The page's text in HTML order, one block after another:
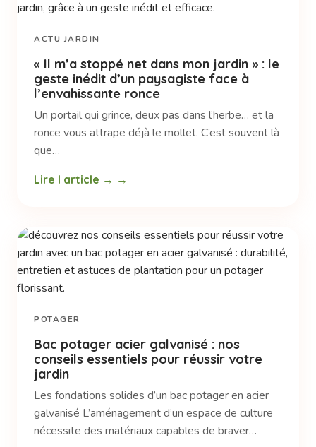
ACTU JARDIN
« Il m’a stoppé net dans mon jardin » : le
geste inédit d’un paysagiste face à
l’envahissante ronce
Un portail qui grince, deux pas dans l’herbe… et la
ronce vous attrape déjà le mollet. C’est souvent là
que…
Lire l article →
POTAGER
Bac potager acier galvanisé : nos
conseils essentiels pour réussir votre
jardin
Les fondations solides d’un bac potager en acier
galvanisé L’aménagement d’un espace de culture
nécessite des matériaux capables de braver…